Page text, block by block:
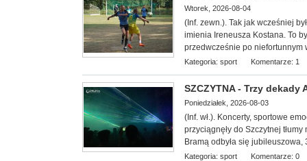
Wtorek, 2026-08-04
(Inf. zewn.). Tak jak wcześniej
imienia Ireneusza Kostana. To
przedwcześnie po niefortunnym
Kategoria: sport Komentarze: 1
SZCZYTNA - Trzy dekady
Poniedziałek, 2026-08-03
(Inf. wł.). Koncerty, sportowe
przyciągnęły do Szczytnej
Bramą odbyła się
Kategoria: sport Komentarze: 0